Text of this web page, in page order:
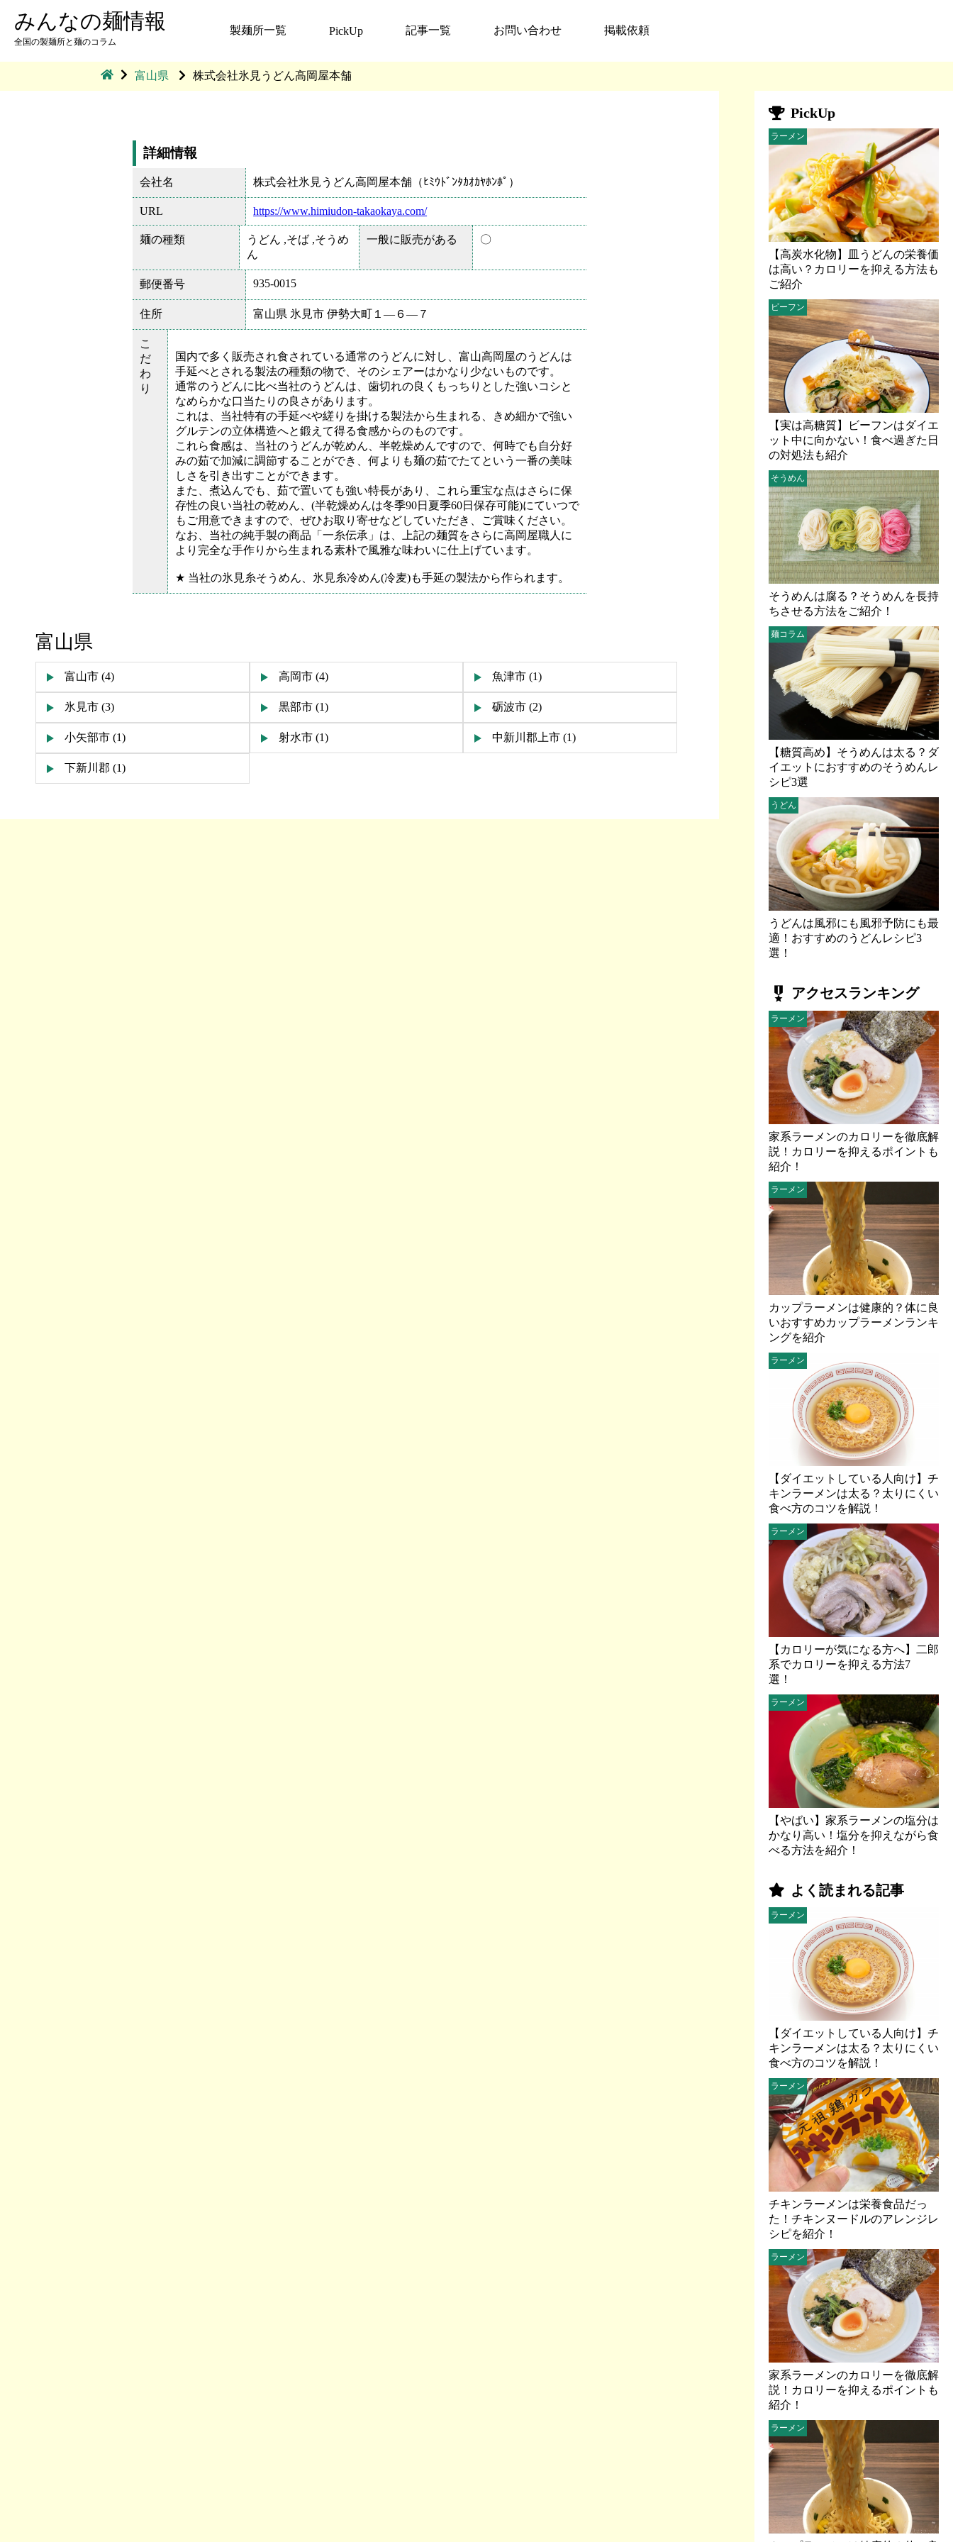
みんなの麺情報
全国の製麺所と麺のコラム
製麺所一覧 PickUp 記事一覧 お問い合わせ 掲載依頼
富山県 株式会社氷見うどん高岡屋本舗
詳細情報
会社名 株式会社氷見うどん高岡屋本舗（ﾋﾐｳﾄﾞﾝﾀｶｵｶﾔﾎﾝﾎﾟ）
URL https://www.himiudon-takaokaya.com/
麺の種類
うどん ,そば ,そうめ
ん
一般に販売がある 〇
郵便番号 935-0015
住所 富山県 氷見市 伊勢大町１―６―７
こ
だ
わ
り
国内で多く販売され食されている通常のうどんに対し、富山高岡屋のうどんは
手延べとされる製法の種類の物で、そのシェアーはかなり少ないものです。
通常のうどんに比べ当社のうどんは、歯切れの良くもっちりとした強いコシと
なめらかな口当たりの良さがあります。
これは、当社特有の手延べや縒りを掛ける製法から生まれる、きめ細かで強い
グルテンの立体構造へと鍛えて得る食感からのものです。
これら食感は、当社のうどんが乾めん、半乾燥めんですので、何時でも自分好
みの茹で加減に調節することができ、何よりも麺の茹でたてという一番の美味
しさを引き出すことができます。
また、煮込んでも、茹で置いても強い特長があり、これら重宝な点はさらに保
存性の良い当社の乾めん、(半乾燥めんは冬季90日夏季60日保存可能)にていつで
もご用意できますので、ぜひお取り寄せなどしていただき、ご賞味ください。
なお、当社の純手製の商品「一糸伝承」は、上記の麺質をさらに高岡屋職人に
より完全な手作りから生まれる素朴で風雅な味わいに仕上げています。
★ 当社の氷見糸そうめん、氷見糸冷めん(冷麦)も手延の製法から作られます。
富山県
富山市 (4) 高岡市 (4) 魚津市 (1)
氷見市 (3) 黒部市 (1) 砺波市 (2)
小矢部市 (1) 射水市 (1) 中新川郡上市 (1)
下新川郡 (1)
PickUp
【高炭水化物】皿うどんの栄養価
は高い？カロリーを抑える方法も
ご紹介
ラーメン
【実は高糖質】ビーフンはダイエ
ット中に向かない！食べ過ぎた日
の対処法も紹介
ビーフン
そうめんは腐る？そうめんを長持
ちさせる方法をご紹介！
そうめん
【糖質高め】そうめんは太る？ダ
イエットにおすすめのそうめんレ
シピ3選
麺コラム
うどんは風邪にも風邪予防にも最
適！おすすめのうどんレシピ3
選！
うどん
military_tech アクセスランキング
家系ラーメンのカロリーを徹底解
説！カロリーを抑えるポイントも
紹介！
ラーメン
カップラーメンは健康的？体に良
いおすすめカップラーメンランキ
ングを紹介
ラーメン
【ダイエットしている人向け】チ
キンラーメンは太る？太りにくい
食べ方のコツを解説！
ラーメン
【カロリーが気になる方へ】二郎
系でカロリーを抑える方法7
選！
ラーメン
【やばい】家系ラーメンの塩分は
かなり高い！塩分を抑えながら食
べる方法を紹介！
ラーメン
よく読まれる記事
【ダイエットしている人向け】チ
キンラーメンは太る？太りにくい
食べ方のコツを解説！
ラーメン
チキンラーメンは栄養食品だっ
た！チキンヌードルのアレンジレ
シピを紹介！
ラーメン
家系ラーメンのカロリーを徹底解
説！カロリーを抑えるポイントも
紹介！
ラーメン
ラーメン